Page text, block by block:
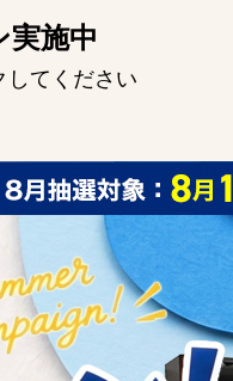
実施中
してください